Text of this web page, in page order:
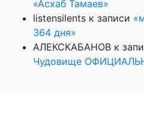
«Асхаб Тамаев»
listensilents к записи
364 дня»
АЛЕКСКАБАНОВ к
Чудовище